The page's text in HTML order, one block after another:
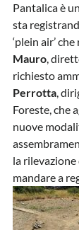
Pantalica è
sta
‘plein air’
Mauro,
richiesto
Perrotta,
Foreste, che
nuove
la
mandare a